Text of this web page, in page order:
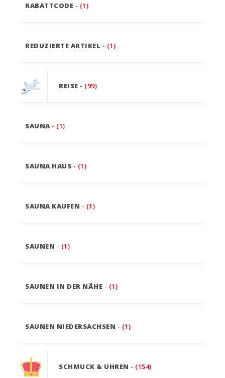
RABATTCODE - (1)
REDUZIERTE ARTIKEL - (1)
REISE - (99)
SAUNA - (1)
SAUNA HAUS - (1)
SAUNA KAUFEN - (1)
SAUNEN - (1)
SAUNEN IN DER NÄHE - (1)
SAUNEN NIEDERSACHSEN - (1)
SCHMUCK & UHREN - (154)